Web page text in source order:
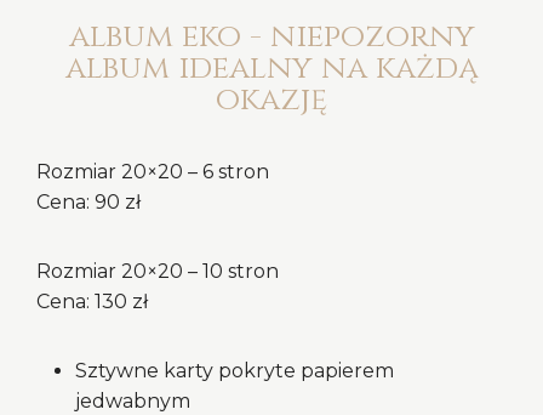
album eko - niepozorny
album idealny na każdą
okazję
Rozmiar 20×20 – 6 stron
Cena: 90 zł
Rozmiar 20×20 – 10 stron
Cena: 130 zł
Sztywne karty pokryte papierem
jedwabnym